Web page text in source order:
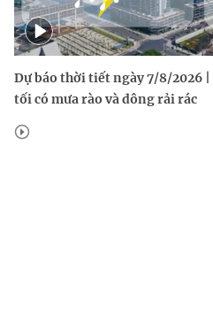
Dự báo thời tiết ngày 7/8/2026 |
tối có mưa rào và dông rải rác